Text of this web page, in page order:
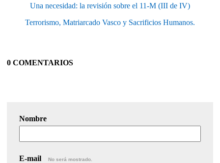
Una necesidad: la revisión sobre el 11-M (III de IV)
Terrorismo, Matriarcado Vasco y Sacrificios Humanos.
0 COMENTARIOS
Nombre
E-mail No será mostrado.